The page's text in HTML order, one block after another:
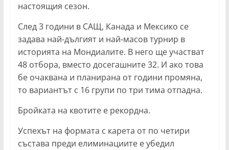
настоящия сезон.
След 3 години в САЩ, Канада и Мексико се
задава най-дългият и най-масов турнир в
историята на Мондиалите. В него ще участват
48 отбора, вместо досегашните 32. И ако това
бе очаквана и планирана от години промяна,
то вариантът с 16 групи по три тима отпадна.
Бройката на квотите е рекордна.
Успехът на формата с карета от по четири
състава преди елиминациите е убедил